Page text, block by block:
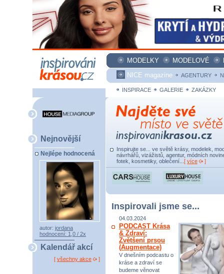
MODELKY MODELOVÉ
NICE magazine
AGENTURY
INSPIRACE GALERIE ZAKÁZKY
Nejnovější
Nejlépe hodnocená
autor: jordana
hodnocení: 1,0 / 2x
Kalendář akcí
[ všechny akce ]
Inspirujte se... ve světě krásy, modelek,
návrhářů, vizážistů, agentur, módních
fotek, kosmetiky, oblečení... [ více ]
Inspirovali jsme se...
04.03.2024
PODCAST Krása
& Zdraví:
Zvětšení prsou
(Augmentace)
V dnešním podcastu o
kráse a zdraví se
budeme věnovat